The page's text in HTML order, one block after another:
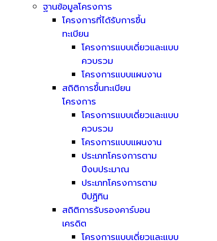
ฐานข้อมูลโครงการ
โครงการที่ได้รับการขึ้น
ทะเบียน
โครงการแบบเดี่ยวและแบบ
ควบรวม
โครงการแบบแผนงาน
สถิติการขึ้นทะเบียน
โครงการ
โครงการแบบเดี่ยวและแบบ
ควบรวม
โครงการแบบแผนงาน
ประเภทโครงการตาม
ปีงบประมาณ
ประเภทโครงการตาม
ปีปฏิทิน
สถิติการรับรองคาร์บอน
เครดิต
โครงการแบบเดี่ยวและแบบ